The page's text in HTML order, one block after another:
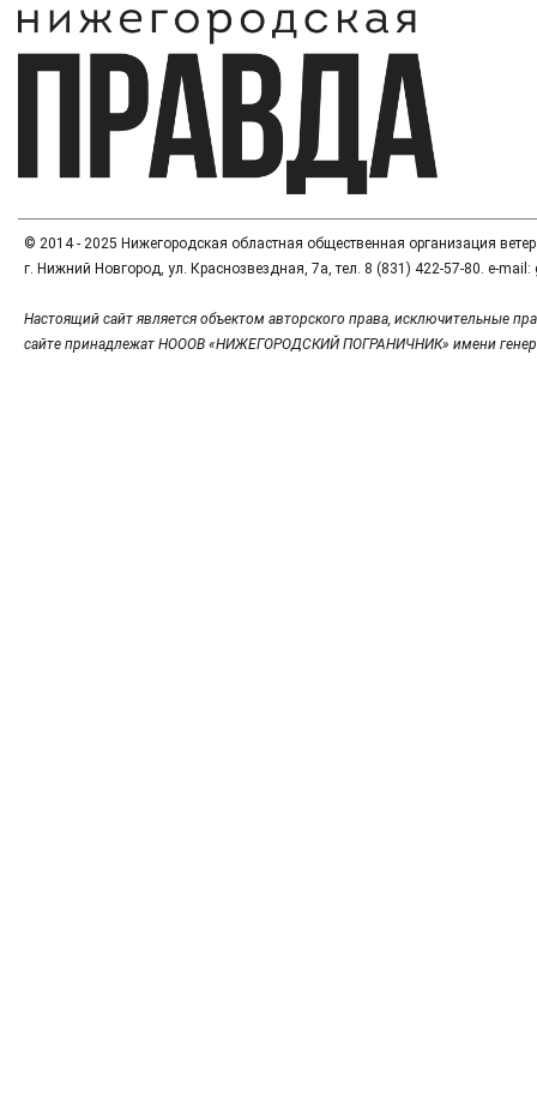
© 2014 - 2025 Нижегородская областная общественная организация
г. Нижний Новгород, ул. Краснозвездная, 7а, тел. 8 (831) 422-57-80. e-
Настоящий сайт является объектом авторского права, исключительные
сайте принадлежат НОООВ «НИЖЕГОРОДСКИЙ ПОГРАНИЧНИК» имени